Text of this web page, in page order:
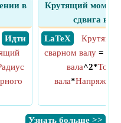
в
​ Идти
Крутящий
сдвига в
​ LaTeX
сварном валу = 2*
вала^2*
вала*
​Узнать больше >>